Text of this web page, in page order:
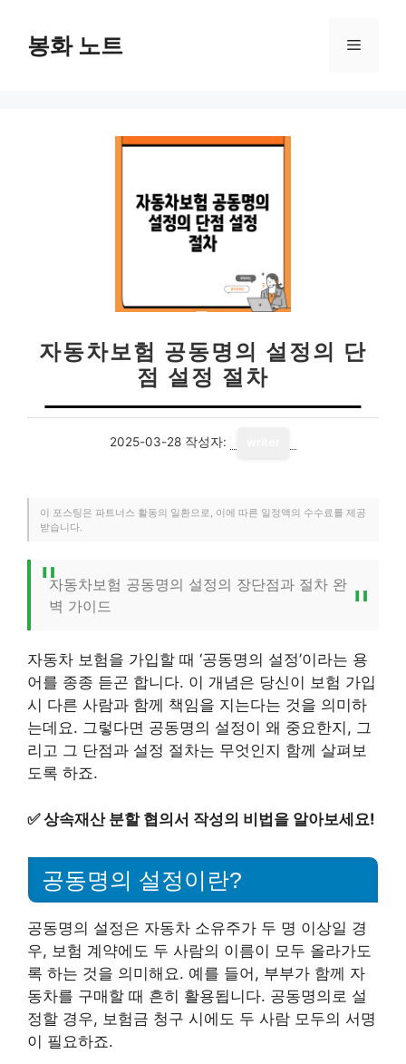
봉화 노트 메
자동차보험 공동명의 설정의 단
점 설정 절차
2025-03-28 작성자:
이 포스팅은 파트너스 활동의 일환으로, 이에 따른 일정액의 수수료를 제공
받습니다.
자동차보험 공동명의 설정의 장단점과 절차 완
벽 가이드
자동차 보험을 가입할 때 ‘공동명의 설정’이라는 용
어를 종종 듣곤 합니다. 이 개념은 당신이 보험 가입
시 다른 사람과 함께 책임을 지는다는 것을 의미하
는데요. 그렇다면 공동명의 설정이 왜 중요한지, 그
리고 그 단점과 설정 절차는 무엇인지 함께 살펴보
도록 하죠.
✅상속재산 분할 협의서 작성의 비법을 알아보세요!
공동명의 설정이란?
공동명의 설정은 자동차 소유주가 두 명 이상일 경
우, 보험 계약에도 두 사람의 이름이 모두 올라가도
록 하는 것을 의미해요. 예를 들어, 부부가 함께 자
동차를 구매할 때 흔히 활용됩니다. 공동명의로 설
정할 경우, 보험금 청구 시에도 두 사람 모두의 서명
이 필요하죠.